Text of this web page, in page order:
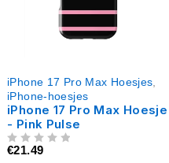
iPhone 17 Pro Max Hoesjes
iPhone-hoesjes
iPhone 17 Pro Max Hoesje
- Pink Pulse
€21.49